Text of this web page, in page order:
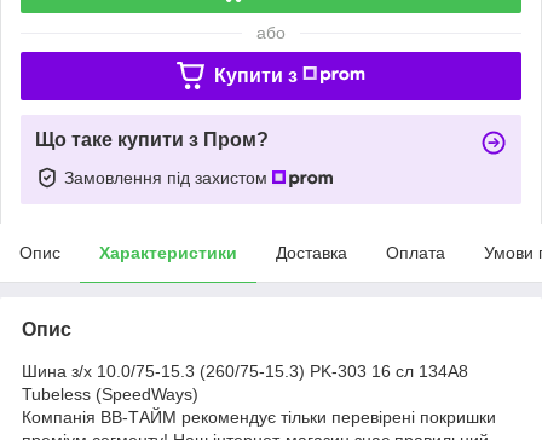
або
Купити з
Що таке купити з Пром?
Замовлення під захистом
Опис Характеристики Доставка Оплата Умови
Опис
Шина з/х 10.0/75-15.3 (260/75-15.3) PK-303 16 сл 134A8
Tubeless (SpeedWays)
Компанія ВВ-ТАЙМ рекомендує тільки перевірені покришки